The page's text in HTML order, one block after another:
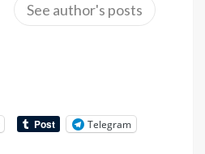
See author's posts
Telegram